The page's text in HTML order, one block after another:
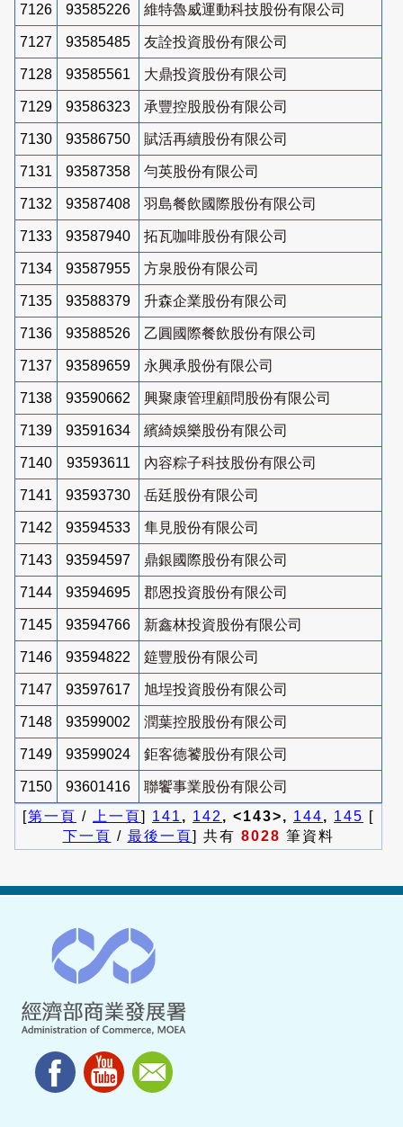
7126 93585226 維特魯威運動科技股份有限公司
7127 93585485 友詮投資股份有限公司
7128 93585561 大鼎投資股份有限公司
7129 93586323 承豐控股股份有限公司
7130 93586750 賦活再續股份有限公司
7131 93587358 勻英股份有限公司
7132 93587408 羽島餐飲國際股份有限公司
7133 93587940 拓瓦咖啡股份有限公司
7134 93587955 方泉股份有限公司
7135 93588379 升森企業股份有限公司
7136 93588526 乙圓國際餐飲股份有限公司
7137 93589659 永興承股份有限公司
7138 93590662 興聚康管理顧問股份有限公司
7139 93591634 繽綺娛樂股份有限公司
7140 93593611 內容粽子科技股份有限公司
7141 93593730 岳廷股份有限公司
7142 93594533 隼見股份有限公司
7143 93594597 鼎銀國際股份有限公司
7144 93594695 郡恩投資股份有限公司
7145 93594766 新鑫林投資股份有限公司
7146 93594822 筵豐股份有限公司
7147 93597617 旭埕投資股份有限公司
7148 93599002 潤葉控股股份有限公司
7149 93599024 鉅客德饕股份有限公司
7150 93601416
聯饗事業股份有限公司
[第一頁 / 上一頁] 141 , 142 , <143>, 144, 145 [
下一頁 / 最後一頁] 共有 8028 筆資料